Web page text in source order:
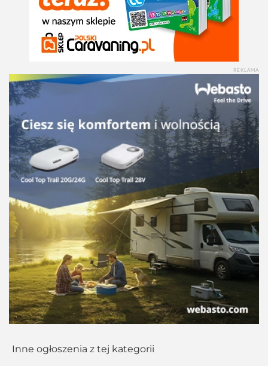
REKLAMA
Inne ogłoszenia z tej kategorii